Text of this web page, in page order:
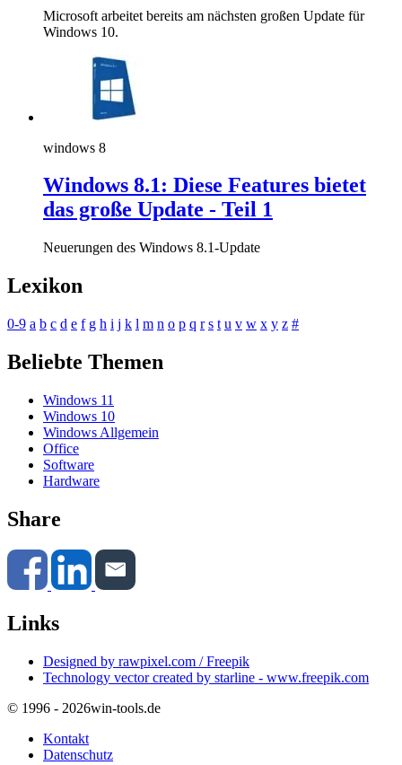
Microsoft arbeitet bereits am nächsten großen Update für
Windows 10.
windows 8
Windows 8.1: Diese Features bietet
das große Update - Teil 1
Neuerungen des Windows 8.1-Update
Lexikon
0-9 a b c d e f g h i j k l m n o p q r s t u v w x y z #
Beliebte Themen
Windows 11
Windows 10
Windows Allgemein
Office
Software
Hardware
Share
Links
Designed by rawpixel.com / Freepik
Technology vector created by starline - www.freepik.com
© 1996 - 2026win-tools.de
Kontakt
Datenschutz